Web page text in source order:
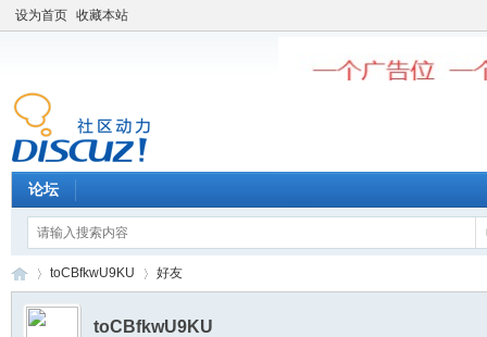
设为首页 收藏本站
论坛
toCBfkwU9KU 好友
toCBfkwU9KU